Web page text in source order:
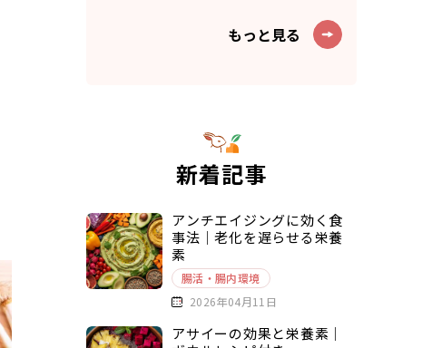
もっと見る
新着記事
アンチエイジングに効く食
事法｜老化を遅らせる栄養
素
腸活・腸内環境
2026年04月11日
アサイーの効果と栄養素｜